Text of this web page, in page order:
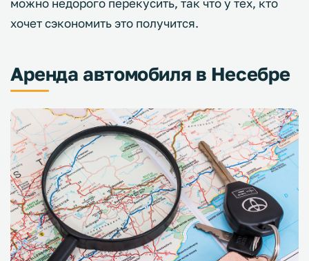
хочет сэкономить это получится.
Аренда автомобиля в Несебре